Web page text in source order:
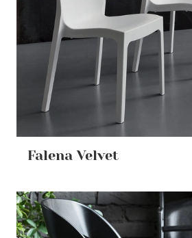
Falena Velvet